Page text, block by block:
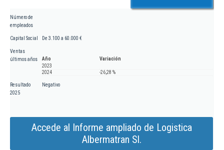
Número de
empleados
Capital Social De 3.100 a 60.000 €
Ventas
últimos años
Año
Variación
2023
2024
-26,28 %
Resultado
2025
Negativo
Accede al Informe ampliado de Logistica
Albermatran Sl.